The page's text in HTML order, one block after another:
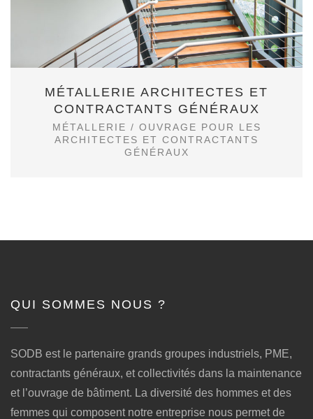
MÉTALLERIE ARCHITECTES ET
CONTRACTANTS GÉNÉRAUX
MÉTALLERIE / OUVRAGE POUR LES
ARCHITECTES ET CONTRACTANTS
GÉNÉRAUX
QUI SOMMES NOUS ?
SODB est le partenaire grands groupes industriels, PME,
contractants généraux, et collectivités dans la maintenance
et l’ouvrage de bâtiment. La diversité des hommes et des
femmes qui composent notre entreprise nous permet de